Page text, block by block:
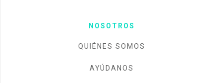
NOSOTROS
QUIÉNES SOMOS
AYÚDANOS